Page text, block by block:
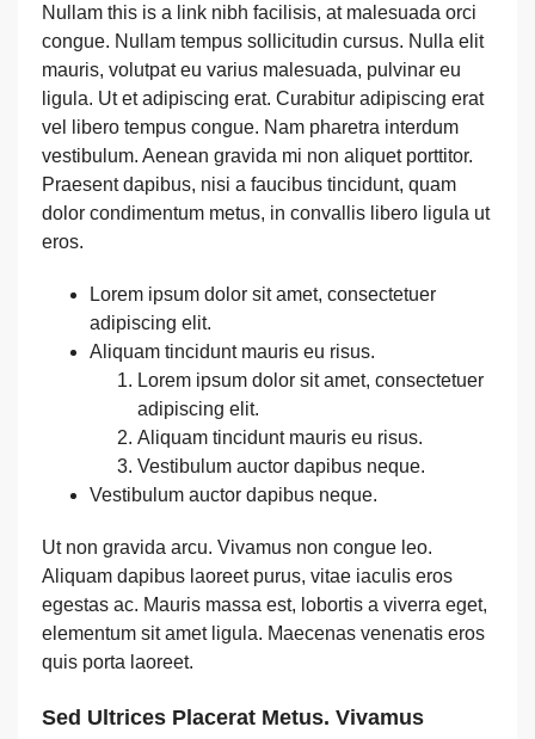
Nullam this is a link nibh facilisis, at malesuada orci
congue. Nullam tempus sollicitudin cursus. Nulla elit
mauris, volutpat eu varius malesuada, pulvinar eu
ligula. Ut et adipiscing erat. Curabitur adipiscing erat
vel libero tempus congue. Nam pharetra interdum
vestibulum. Aenean gravida mi non aliquet porttitor.
Praesent dapibus, nisi a faucibus tincidunt, quam
dolor condimentum metus, in convallis libero ligula ut
eros.
Lorem ipsum dolor sit amet, consectetuer
adipiscing elit.
Aliquam tincidunt mauris eu risus.
Lorem ipsum dolor sit amet, consectetuer
adipiscing elit.
Aliquam tincidunt mauris eu risus.
Vestibulum auctor dapibus neque.
Vestibulum auctor dapibus neque.
Ut non gravida arcu. Vivamus non congue leo.
Aliquam dapibus laoreet purus, vitae iaculis eros
egestas ac. Mauris massa est, lobortis a viverra eget,
elementum sit amet ligula. Maecenas venenatis eros
quis porta laoreet.
Sed Ultrices Placerat Metus. Vivamus